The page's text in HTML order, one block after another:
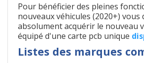
Pour bénéficier des pleines
nouveaux véhicules (2020+) vous
absolument acquérir le nouveau
équipé d'une carte pcb unique
Listes des marques